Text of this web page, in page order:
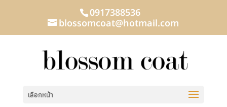
0917388536
blossomcoat@hotmail.com
เลือกหน้า